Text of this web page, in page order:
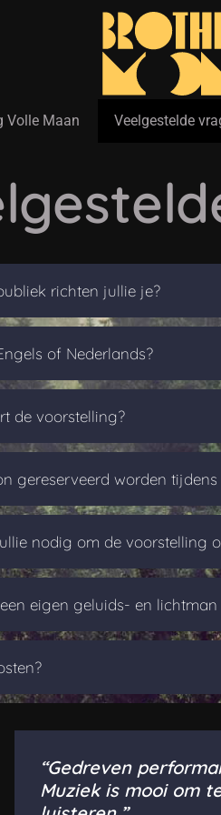
Volle Maan Veelgestelde
richten jullie je?
of Nederlands?
de voorstelling?
gereserveerd worden
nodig om de voorstelling
eigen geluids- en lichtman
“Gedreven
Muziek is mooi om